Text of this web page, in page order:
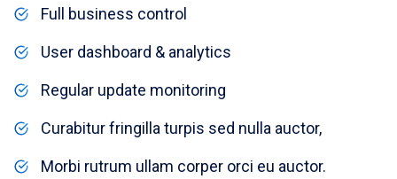
Full business control
User dashboard & analytics
Regular update monitoring
Curabitur fringilla turpis sed nulla auctor,
Morbi rutrum ullam corper orci eu auctor.